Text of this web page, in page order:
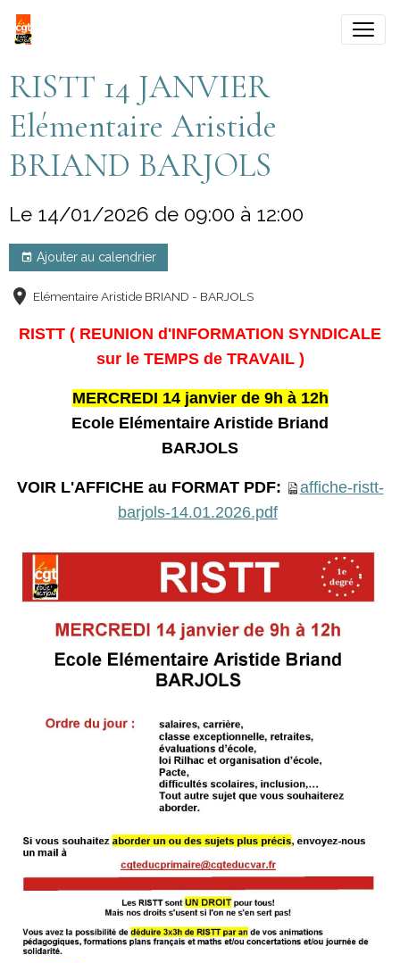
RISTT 14 JANVIER
Elémentaire Aristide
BRIAND BARJOLS
Le 14/01/2026 de 09:00 à 12:00
Ajouter au calendrier
Elémentaire Aristide BRIAND - BARJOLS
RISTT ( REUNION d'INFORMATION SYNDICALE
sur le TEMPS de TRAVAIL )
MERCREDI 14 janvier de 9h à 12h
Ecole Elémentaire Aristide Briand
BARJOLS
VOIR L'AFFICHE au FORMAT PDF:
affiche-ristt-
barjols-14.01.2026.pdf